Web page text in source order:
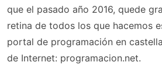
que el pasado año 2016, quede
retina de todos los que hacemos
portal de programación en
de Internet: programacion.net.